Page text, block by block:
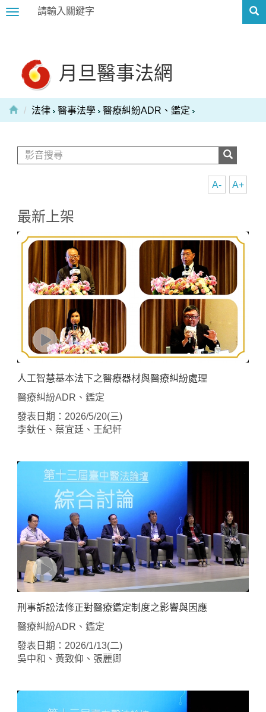
Toggle
月旦醫事法網
Home
法律 醫事法學 醫療糾紛ADR、鑑定
A+
A-
最新上架
人工智慧基本法下之醫療器材與醫療糾紛處理
醫療糾紛ADR、鑑定
發表日期：2026/5/20(三)
李釱任、蔡宜廷、王紀軒
刑事訴訟法修正對醫療鑑定制度之影響與因應
醫療糾紛ADR、鑑定
發表日期：2026/1/13(二)
吳中和、黃致仰、張麗卿